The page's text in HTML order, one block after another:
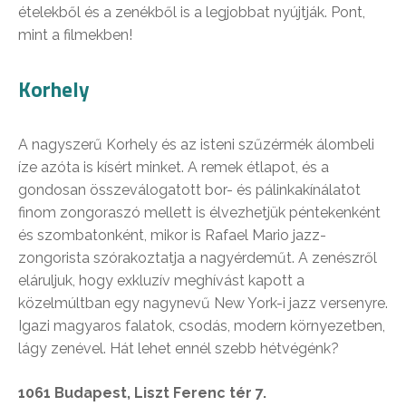
ételekből és a zenékből is a legjobbat nyújtják. Pont,
mint a filmekben!
Korhely
A nagyszerű Korhely és az isteni szűzérmék álombeli
íze azóta is kísért minket. A remek étlapot, és a
gondosan összeválogatott bor- és pálinkakínálatot
finom zongoraszó mellett is élvezhetjük péntekenként
és szombatonként, mikor is Rafael Mario jazz-
zongorista szórakoztatja a nagyérdeműt. A zenészről
eláruljuk, hogy exkluzív meghívást kapott a
közelmúltban egy nagynevű New York-i jazz versenyre.
Igazi magyaros falatok, csodás, modern környezetben,
lágy zenével. Hát lehet ennél szebb hétvégénk?
1061 Budapest, Liszt Ferenc tér 7.